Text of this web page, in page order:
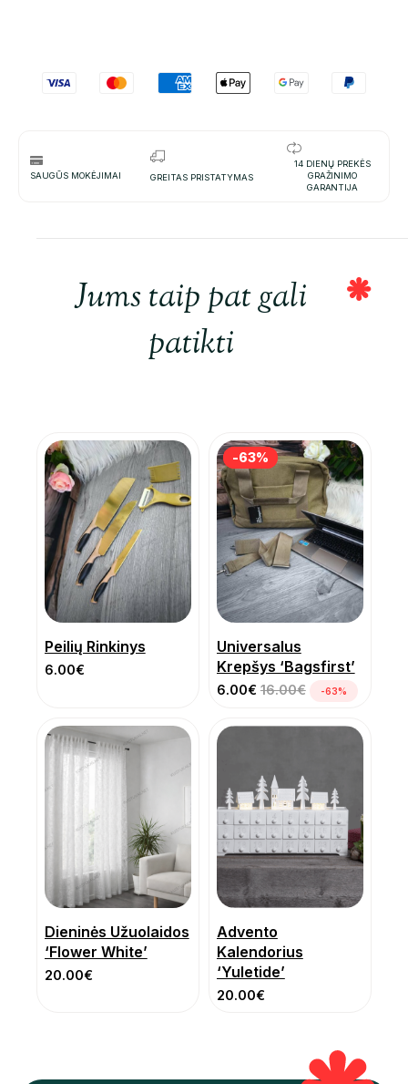
SAUGŪS MOKĖJIMAI GREITAS PRISTATYMAS
14 DIENŲ PREKĖS
GRAŽINIMO
GARANTIJA
Jums taip pat gali
patikti
Peilių Rinkinys
6.00€
Universalus
Krepšys ‘Bagsfirst’
6.00€ 16.00€
-63%
-63%
-63%
Dieninės Užuolaidos
‘Flower White’
20.00€
Advento
Kalendorius
‘Yuletide’
20.00€